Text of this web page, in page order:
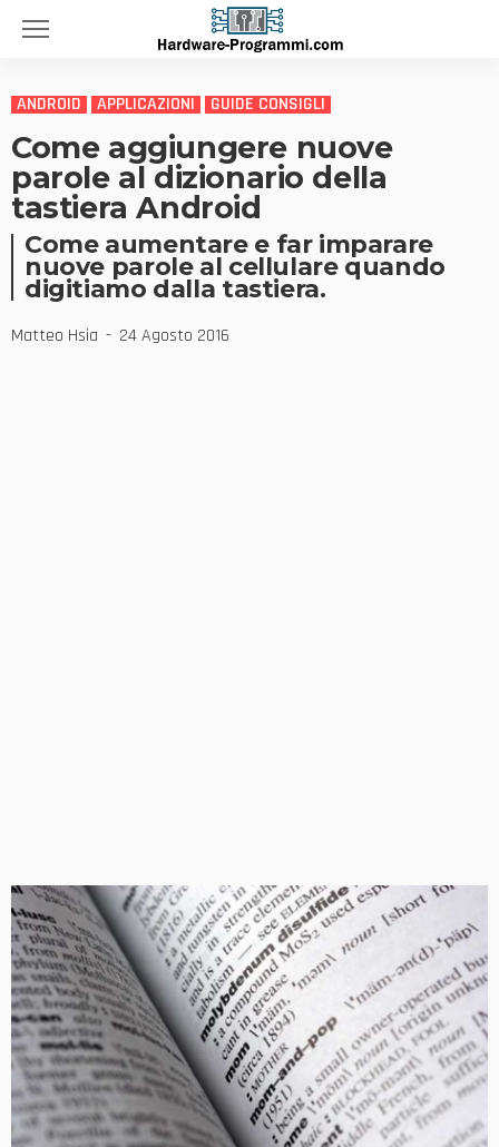
ANDROID APPLICAZIONI GUIDE CONSIGLI
Come aggiungere nuove
parole al dizionario della
tastiera Android
Come aumentare e far imparare
nuove parole al cellulare quando
digitiamo dalla tastiera.
Matteo Hsia 24 Agosto 2016